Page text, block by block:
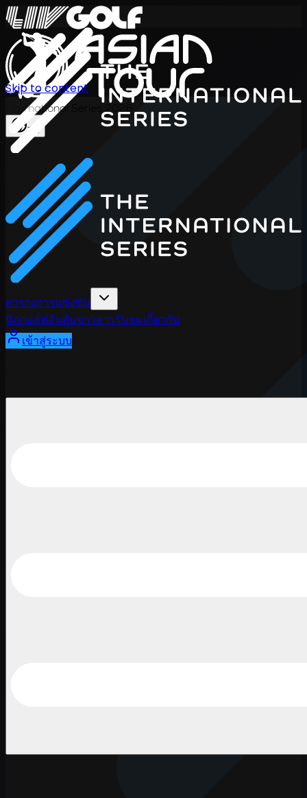
International Series 2026
TH
ตารางการแข่งขัน
นักกอล์ฟอันดับข่าวสารรับชมเกี่ยวกับ
เข้าสู่ระบบ
Skip to content